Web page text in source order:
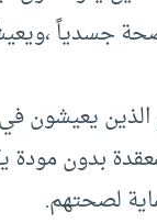
صحة جسدياً
يعيشون
بدون
لصحتهم.